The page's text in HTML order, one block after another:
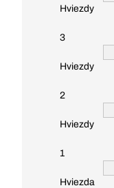
Hviezdy
3
Hviezdy
2
Hviezdy
1
Hviezda